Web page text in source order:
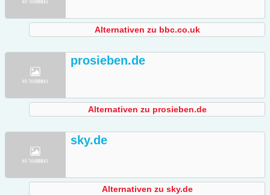
Alternativen zu bbc.co.uk
prosieben.de
Alternativen zu prosieben.de
sky.de
Alternativen zu sky.de